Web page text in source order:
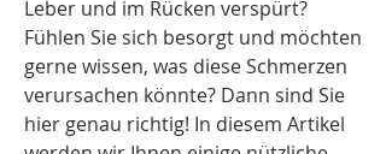
Leber und im Rücken verspürt?
Fühlen Sie sich besorgt und möchten
gerne wissen, was diese Schmerzen
verursachen könnte? Dann sind Sie
hier genau richtig! In diesem Artikel